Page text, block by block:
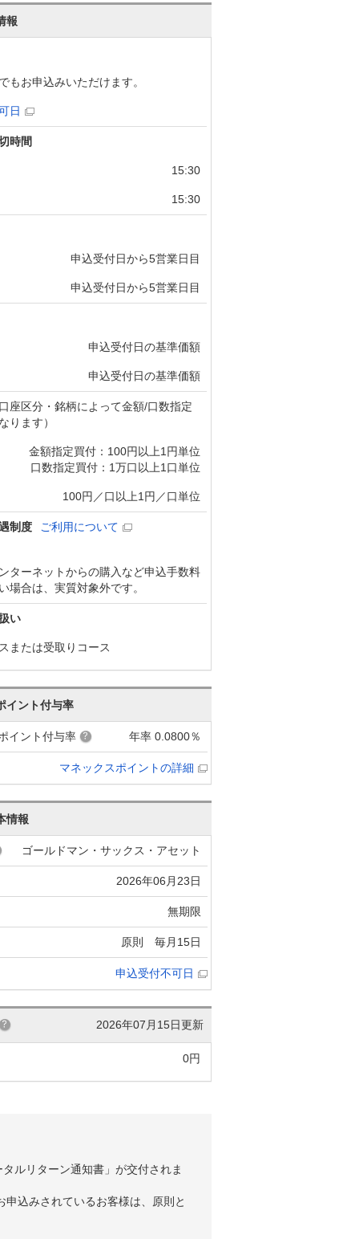
報
もお申込みいただけます。
日
時間
15:30
15:30
申込受付日から5営業日目
申込受付日から5営業日目
申込受付日の基準価額
申込受付日の基準価額
座区分・銘柄によって金額/口数指定
ります）
金額指定買付：100円以上1円単位
口数指定買付：1万口以上1口単位
100円／口以上1円／口単位
制度 ご利用について
ターネットからの購入など申込手数料
場合は、実質対象外です。
い
または受取りコース
イント付与率
イント付与率 年率 0.0800％
マネックスポイントの詳細
情報
ゴールドマン・サックス・アセット
2026年06月23日
無期限
原則 毎月15日
申込受付不可日
2026年07月15日更新
0円
ルリターン通知書」が交付されま
込みされているお客様は、原則と